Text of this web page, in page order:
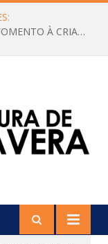
CHAMAMENTO PÚBLICO Nº 01/2026 – FOMENTO À CRIAÇÃO E A CIRCULAÇÃO DE PRODUÇÕES CULTURAIS – Aldir Blanc